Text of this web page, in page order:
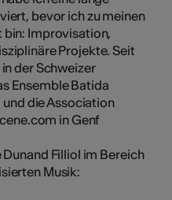
bevor ich zu meinen
bin: Improvisation,
Projekte. Seit
der Schweizer
Ensemble Batida
die Association
in Genf
Filliol im Bereich
Musik: